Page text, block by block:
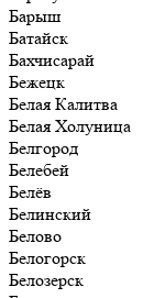
Барыш
Батайск
Бахчисарай
Бежецк
Белая Калитва
Белая Холуница
Белгород
Белебей
Белёв
Белинский
Белово
Белогорск
Белозерск